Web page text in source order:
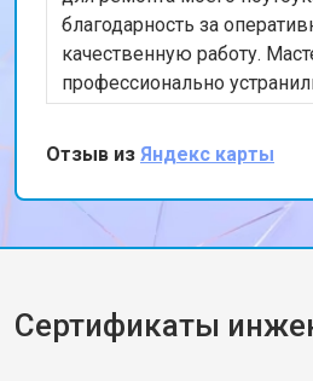
благодарность за
качественную работу.
профессионально
теперь мой ноутбук
Особенно порадовало, что
выполнен в тот же день.
работу!
Отзыв из Яндекс карты
Сертификаты